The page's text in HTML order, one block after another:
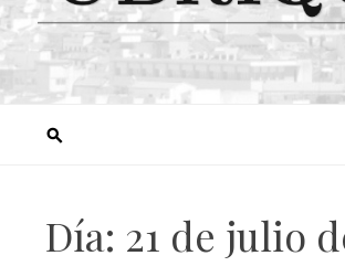
Día: 21 de julio